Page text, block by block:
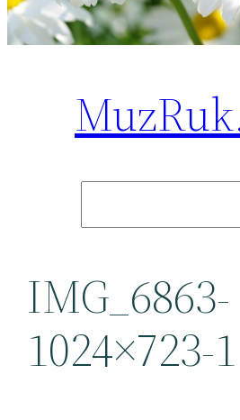
IMG_6863-
1024×723-1